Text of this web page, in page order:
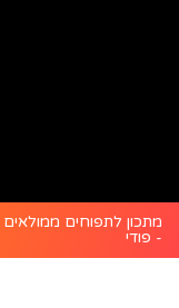
מתכון לתפוחים
- פודי